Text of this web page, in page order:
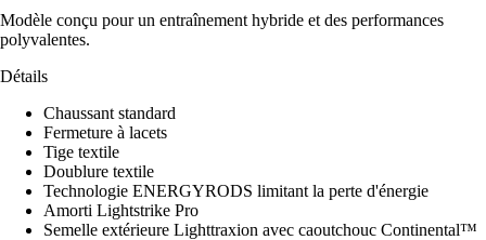
Modèle conçu pour un entraînement hybride et des performances
polyvalentes.
Détails
Chaussant standard
Fermeture à lacets
Tige textile
Doublure textile
Technologie ENERGYRODS limitant la perte d'énergie
Amorti Lightstrike Pro
Semelle extérieure Lighttraxion avec caoutchouc Continental™